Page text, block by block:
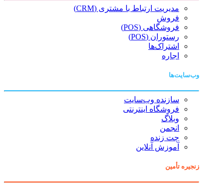
مدیریت ارتباط با مشتری (CRM)
فروش
فروشگاهی (POS)
رستوران (POS)
اشتراک‌ها
اجاره
وب‌سایت‌ها
سازنده وب‌سایت
فروشگاه اینترنتی
وبلاگ
انجمن
چت زنده
آموزش آنلاین
زنجیره تأمین